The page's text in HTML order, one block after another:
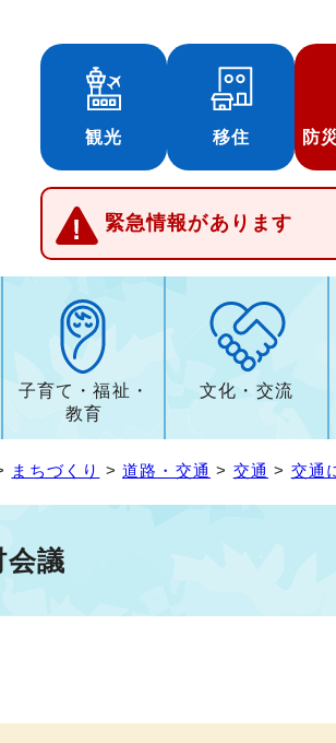
観光 移住 防
緊急情報があります
子育て・福祉・
教育
文化・交流
まちづくり >道路・交通 > 交通 > 交通
会議